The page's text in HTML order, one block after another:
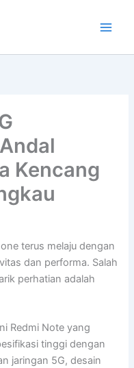
Kencang
terus melaju dengan
dan performa. Salah
perhatian adalah
Redmi Note yang
tinggi dengan
jaringan 5G, desain